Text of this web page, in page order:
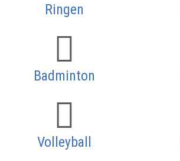
Ringen
Badminton
Volleyball